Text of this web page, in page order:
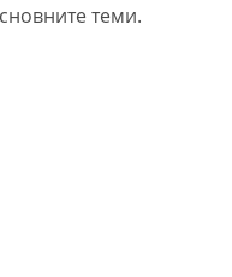
теми.